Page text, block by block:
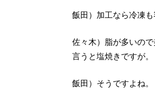
飯田）加工なら冷凍も
佐々木）脂が多いの
言うと塩焼きですが。
飯田）そうですよね。